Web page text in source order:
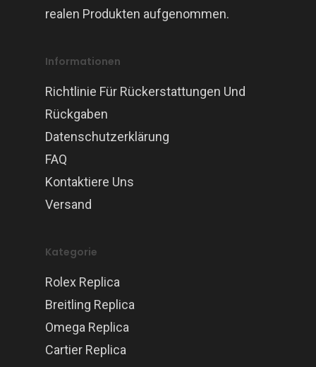
realen Produkten aufgenommen.
Informationen
Richtlinie Für Rückerstattungen Und
Rückgaben
Datenschutzerklärung
FAQ
Kontaktiere Uns
Versand
Kategorie
Rolex Replica
Breitling Replica
Omega Replica
Cartier Replica